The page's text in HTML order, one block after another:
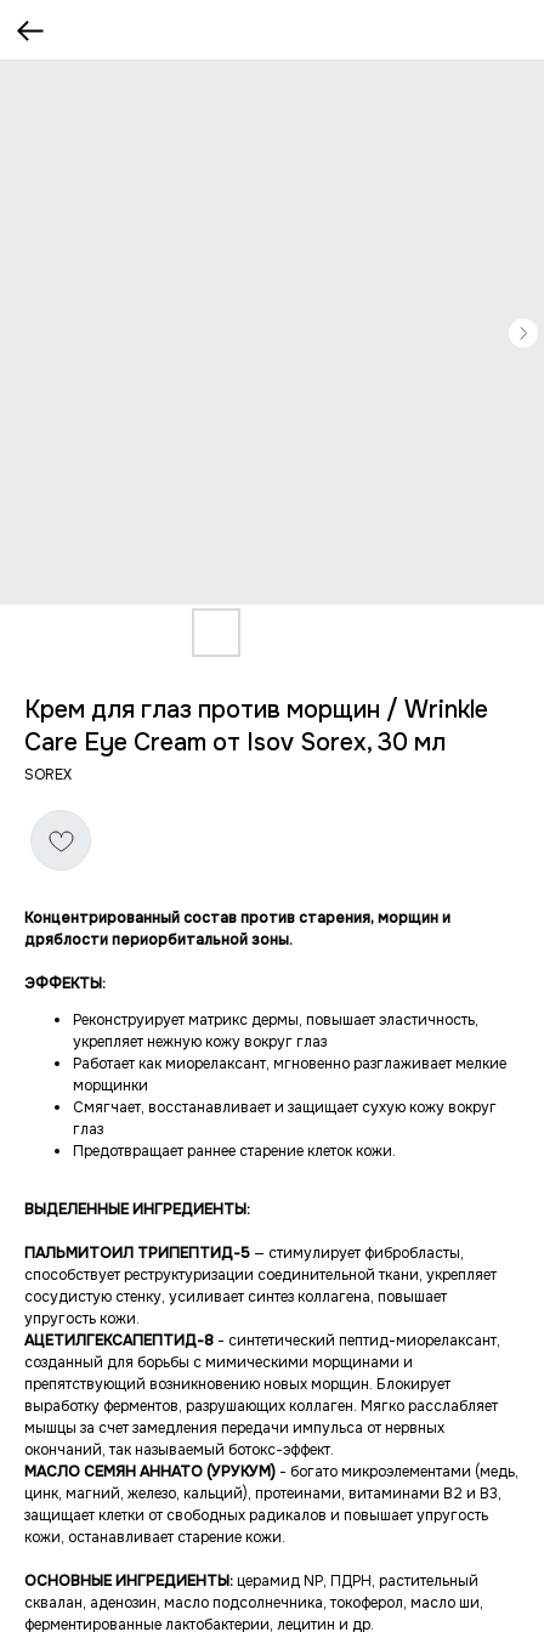
Крем для глаз против морщин / Wrinkle
Care Eye Cream от Isov Sorex, 30 мл
SOREX
Концентрированный состав против старения, морщин и
дряблости периорбитальной зоны.
ЭФФЕКТЫ:
Реконструирует матрикс дермы, повышает эластичность,
укрепляет нежную кожу вокруг глаз
Работает как миорелаксант, мгновенно разглаживает мелкие
морщинки
Смягчает, восстанавливает и защищает сухую кожу вокруг
глаз
Предотвращает раннее старение клеток кожи.
ВЫДЕЛЕННЫЕ ИНГРЕДИЕНТЫ:
ПАЛЬМИТОИЛ ТРИПЕПТИД-5 — стимулирует фибробласты,
способствует реструктуризации соединительной ткани, укрепляет
сосудистую стенку, усиливает синтез коллагена, повышает
упругость кожи.
АЦЕТИЛГЕКСАПЕПТИД-8 - синтетический пептид-миорелаксант,
созданный для борьбы с мимическими морщинами и
препятствующий возникновению новых морщин. Блокирует
выработку ферментов, разрушающих коллаген. Мягко расслабляет
мышцы за счет замедления передачи импульса от нервных
окончаний, так называемый ботокс-эффект.
МАСЛО СЕМЯН АННАТО (УРУКУМ) - богато микроэлементами (медь,
цинк, магний, железо, кальций), протеинами, витаминами B2 и B3,
защищает клетки от свободных радикалов и повышает упругость
кожи, останавливает старение кожи.
ОСНОВНЫЕ ИНГРЕДИЕНТЫ:церамид NP, ПДРН, растительный
сквалан, аденозин, масло подсолнечника, токоферол, масло ши,
ферментированные лактобактерии, лецитин и др.